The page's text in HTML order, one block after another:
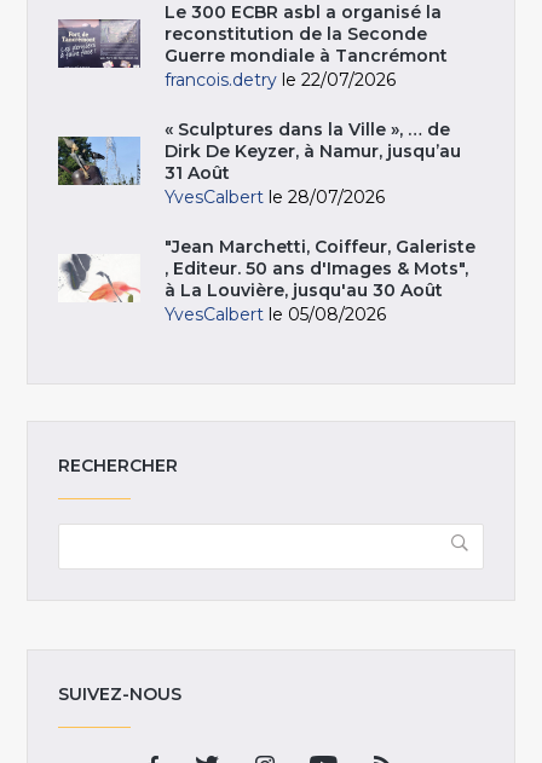
Le 300 ECBR asbl a organisé la
reconstitution de la Seconde
Guerre mondiale à Tancrémont
francois.detry le 22/07/2026
« Sculptures dans la Ville », … de
Dirk De Keyzer, à Namur, jusqu’au
31 Août
YvesCalbert le 28/07/2026
"Jean Marchetti, Coiffeur, Galeriste
, Editeur. 50 ans d'Images & Mots",
à La Louvière, jusqu'au 30 Août
YvesCalbert le 05/08/2026
RECHERCHER
SUIVEZ-NOUS